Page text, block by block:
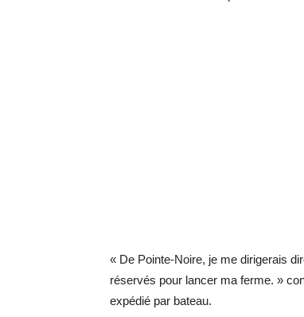
« De Pointe-Noire, je me dirigerais
réservés pour lancer ma ferme. »
expédié par bateau.